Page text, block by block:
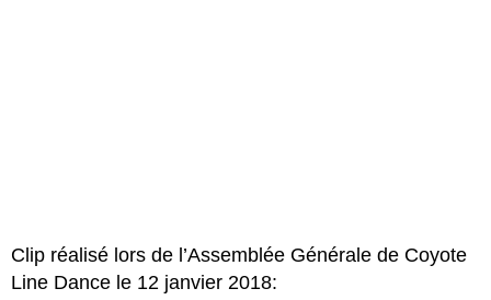
Clip réalisé lors de l’Assemblée Générale de Coyote
Line Dance le 12 janvier 2018: